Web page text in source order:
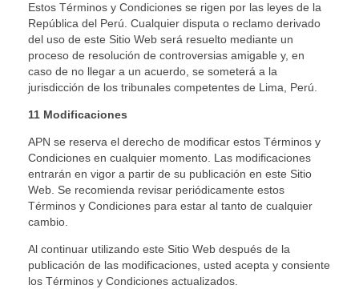
Estos Términos y Condiciones se rigen por las leyes de la
República del Perú. Cualquier disputa o reclamo derivado
del uso de este Sitio Web será resuelto mediante un
proceso de resolución de controversias amigable y, en
caso de no llegar a un acuerdo, se someterá a la
jurisdicción de los tribunales competentes de Lima, Perú.
11 Modificaciones
APN se reserva el derecho de modificar estos Términos y
Condiciones en cualquier momento. Las modificaciones
entrarán en vigor a partir de su publicación en este Sitio
Web. Se recomienda revisar periódicamente estos
Términos y Condiciones para estar al tanto de cualquier
cambio.
Al continuar utilizando este Sitio Web después de la
publicación de las modificaciones, usted acepta y consiente
los Términos y Condiciones actualizados.